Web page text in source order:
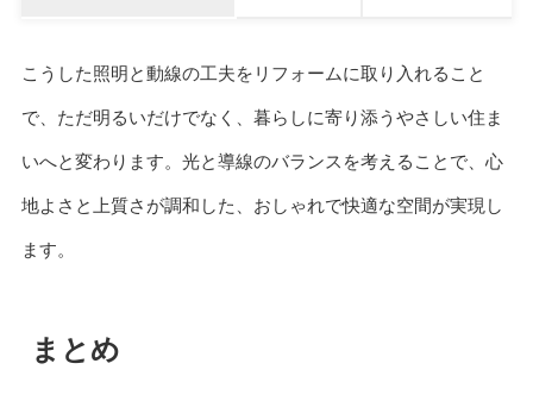
こうした照明と動線の工夫をリフォームに取り入れること
で、ただ明るいだけでなく、暮らしに寄り添うやさしい住ま
いへと変わります。光と導線のバランスを考えることで、心
地よさと上質さが調和した、おしゃれで快適な空間が実現し
ます。
まとめ